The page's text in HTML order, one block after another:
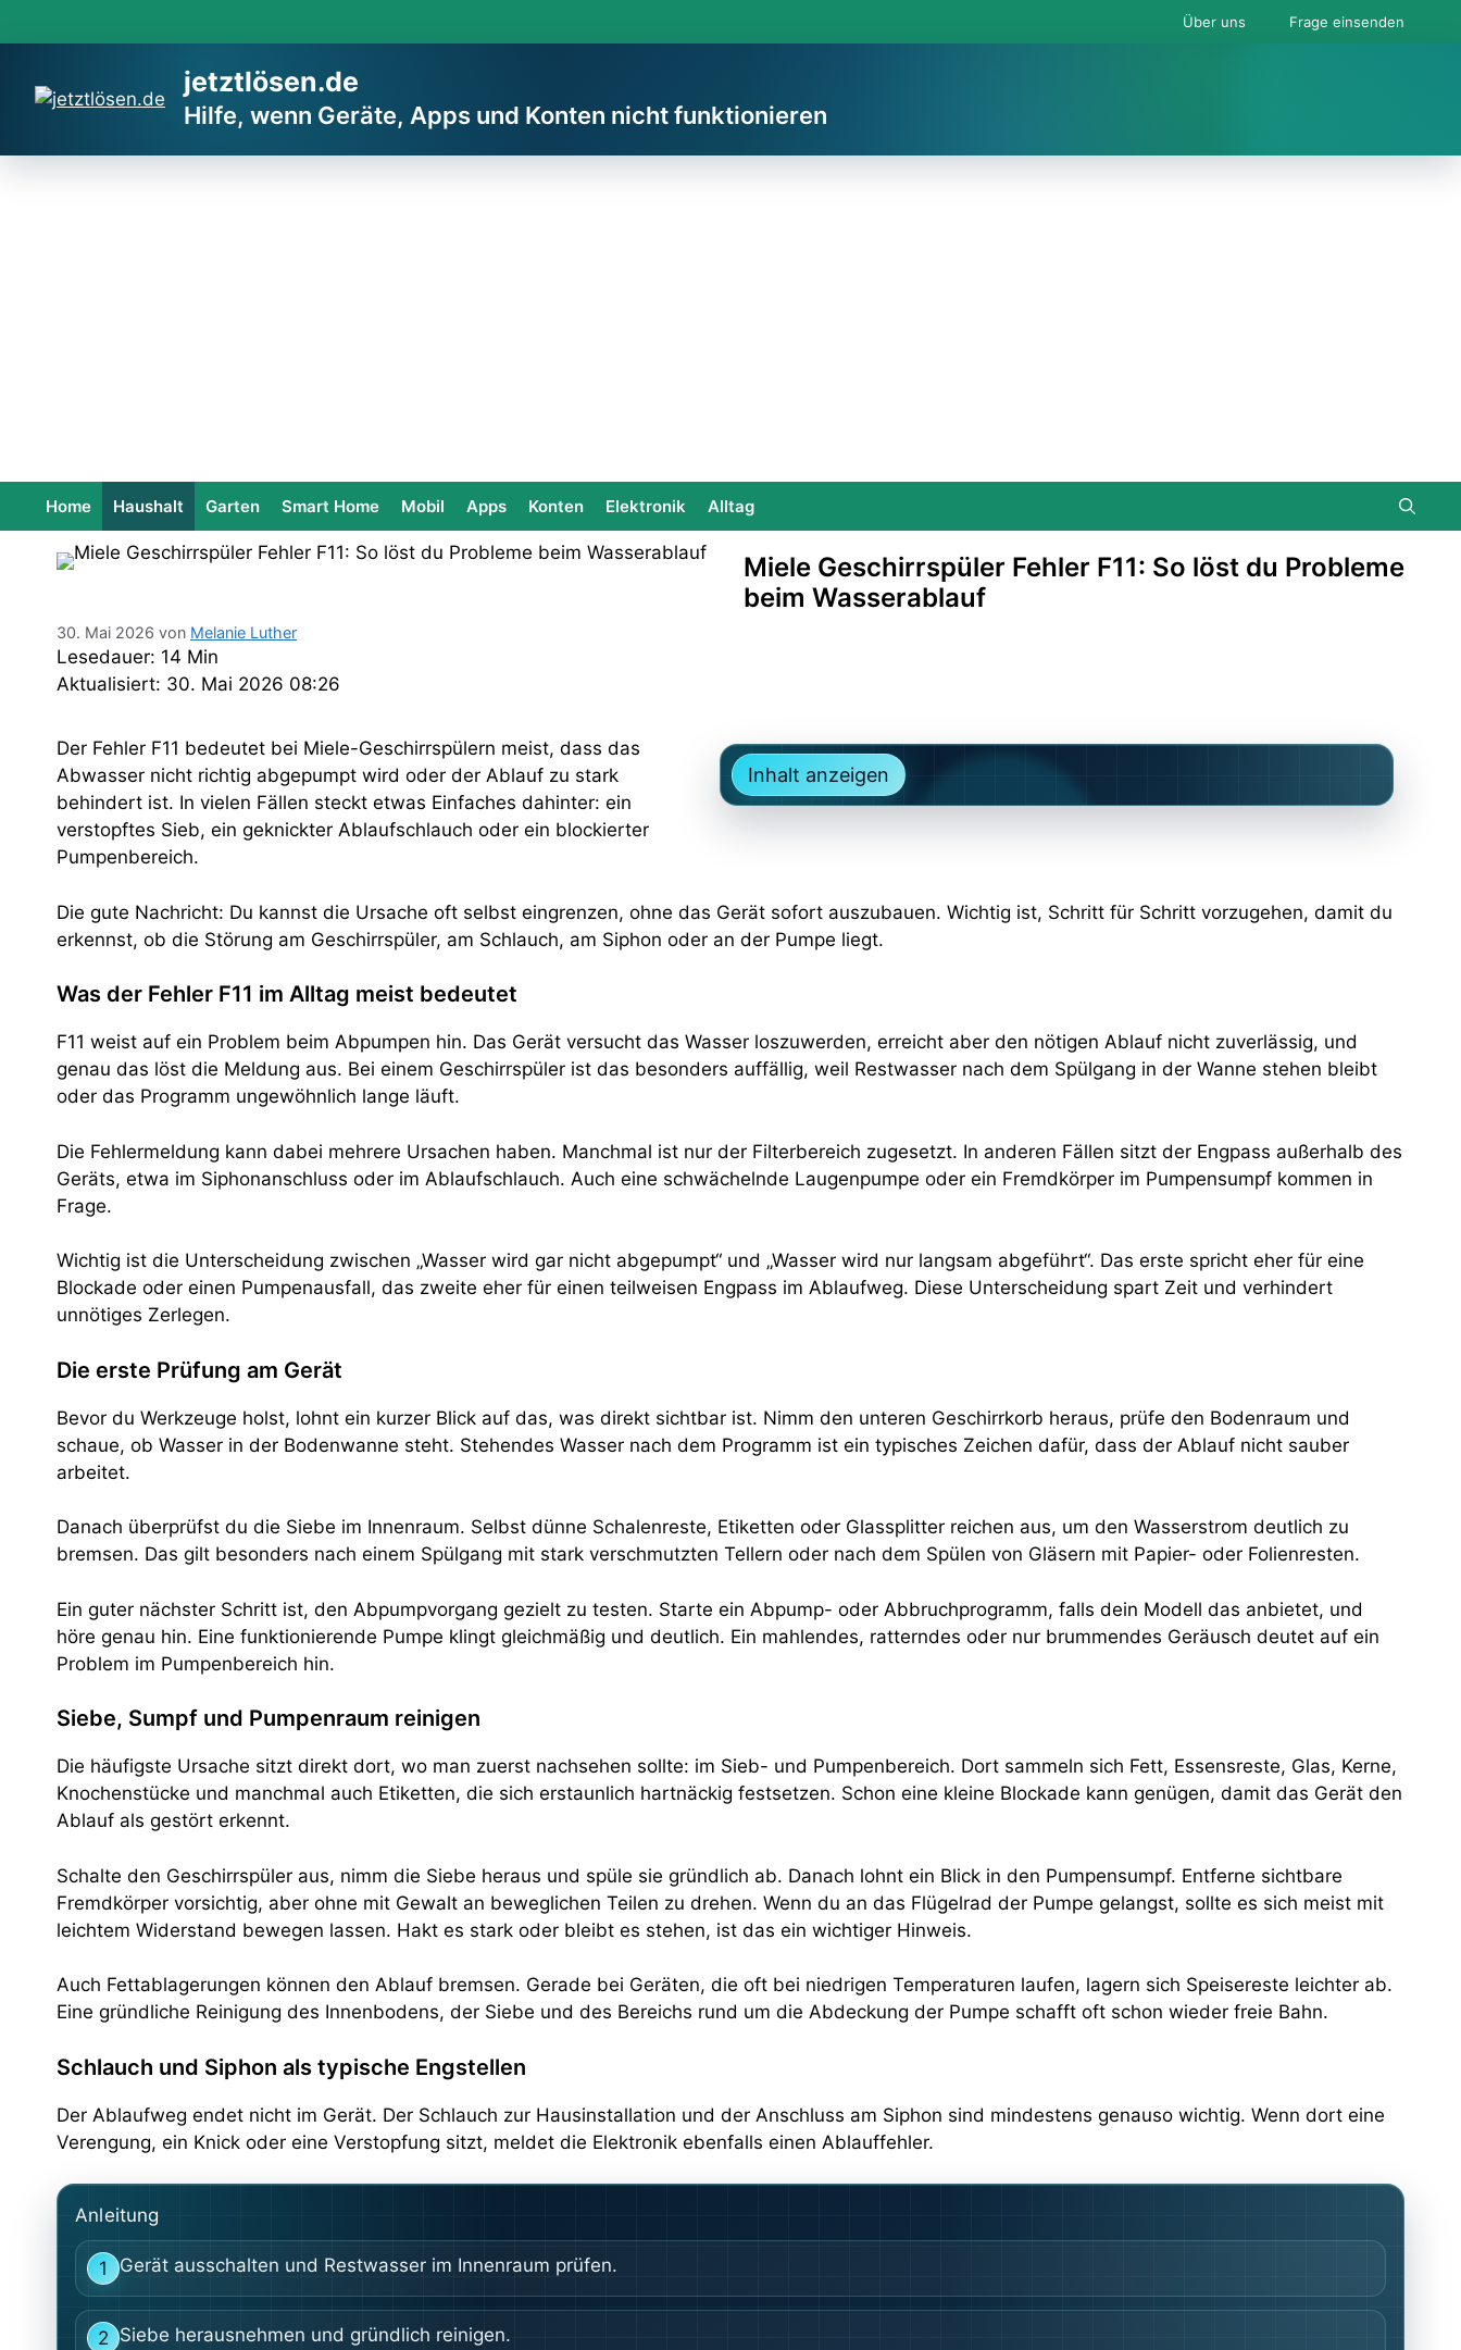
Inhalt
Über uns Frage einsenden
jetztlösen.de
Hilfe, wenn Geräte, Apps und Konten nicht funktionieren
Home Haushalt Garten Smart Home Mobil Apps Konten Elektronik Alltag
Miele Geschirrspüler Fehler F11: So löst du Probleme
beim Wasserablauf
30. Mai 2026 von Melanie Luther
Lesedauer: 14 Min
Aktualisiert: 30. Mai 2026 08:26
Inhalt anzeigen
Der Fehler F11 bedeutet bei Miele-Geschirrspülern meist, dass das
Abwasser nicht richtig abgepumpt wird oder der Ablauf zu stark
behindert ist. In vielen Fällen steckt etwas Einfaches dahinter: ein
verstopftes Sieb, ein geknickter Ablaufschlauch oder ein blockierter
Pumpenbereich.
Die gute Nachricht: Du kannst die Ursache oft selbst eingrenzen, ohne das Gerät sofort auszubauen. Wichtig ist, Schritt für Schritt vorzugehen, damit du
erkennst, ob die Störung am Geschirrspüler, am Schlauch, am Siphon oder an der Pumpe liegt.
Was der Fehler F11 im Alltag meist bedeutet
F11 weist auf ein Problem beim Abpumpen hin. Das Gerät versucht das Wasser loszuwerden, erreicht aber den nötigen Ablauf nicht zuverlässig, und
genau das löst die Meldung aus. Bei einem Geschirrspüler ist das besonders auffällig, weil Restwasser nach dem Spülgang in der Wanne stehen bleibt
oder das Programm ungewöhnlich lange läuft.
Die Fehlermeldung kann dabei mehrere Ursachen haben. Manchmal ist nur der Filterbereich zugesetzt. In anderen Fällen sitzt der Engpass außerhalb des
Geräts, etwa im Siphonanschluss oder im Ablaufschlauch. Auch eine schwächelnde Laugenpumpe oder ein Fremdkörper im Pumpensumpf kommen in
Frage.
Wichtig ist die Unterscheidung zwischen „Wasser wird gar nicht abgepumpt“ und „Wasser wird nur langsam abgeführt“. Das erste spricht eher für eine
Blockade oder einen Pumpenausfall, das zweite eher für einen teilweisen Engpass im Ablaufweg. Diese Unterscheidung spart Zeit und verhindert
unnötiges Zerlegen.
Die erste Prüfung am Gerät
Bevor du Werkzeuge holst, lohnt ein kurzer Blick auf das, was direkt sichtbar ist. Nimm den unteren Geschirrkorb heraus, prüfe den Bodenraum und
schaue, ob Wasser in der Bodenwanne steht. Stehendes Wasser nach dem Programm ist ein typisches Zeichen dafür, dass der Ablauf nicht sauber
arbeitet.
Danach überprüfst du die Siebe im Innenraum. Selbst dünne Schalenreste, Etiketten oder Glassplitter reichen aus, um den Wasserstrom deutlich zu
bremsen. Das gilt besonders nach einem Spülgang mit stark verschmutzten Tellern oder nach dem Spülen von Gläsern mit Papier- oder Folienresten.
Ein guter nächster Schritt ist, den Abpumpvorgang gezielt zu testen. Starte ein Abpump- oder Abbruchprogramm, falls dein Modell das anbietet, und
höre genau hin. Eine funktionierende Pumpe klingt gleichmäßig und deutlich. Ein mahlendes, ratterndes oder nur brummendes Geräusch deutet auf ein
Problem im Pumpenbereich hin.
Siebe, Sumpf und Pumpenraum reinigen
Die häufigste Ursache sitzt direkt dort, wo man zuerst nachsehen sollte: im Sieb- und Pumpenbereich. Dort sammeln sich Fett, Essensreste, Glas, Kerne,
Knochenstücke und manchmal auch Etiketten, die sich erstaunlich hartnäckig festsetzen. Schon eine kleine Blockade kann genügen, damit das Gerät den
Ablauf als gestört erkennt.
Schalte den Geschirrspüler aus, nimm die Siebe heraus und spüle sie gründlich ab. Danach lohnt ein Blick in den Pumpensumpf. Entferne sichtbare
Fremdkörper vorsichtig, aber ohne mit Gewalt an beweglichen Teilen zu drehen. Wenn du an das Flügelrad der Pumpe gelangst, sollte es sich meist mit
leichtem Widerstand bewegen lassen. Hakt es stark oder bleibt es stehen, ist das ein wichtiger Hinweis.
Auch Fettablagerungen können den Ablauf bremsen. Gerade bei Geräten, die oft bei niedrigen Temperaturen laufen, lagern sich Speisereste leichter ab.
Eine gründliche Reinigung des Innenbodens, der Siebe und des Bereichs rund um die Abdeckung der Pumpe schafft oft schon wieder freie Bahn.
Schlauch und Siphon als typische Engstellen
Der Ablaufweg endet nicht im Gerät. Der Schlauch zur Hausinstallation und der Anschluss am Siphon sind mindestens genauso wichtig. Wenn dort eine
Verengung, ein Knick oder eine Verstopfung sitzt, meldet die Elektronik ebenfalls einen Ablauffehler.
Anleitung
1 Gerät ausschalten und Restwasser im Innenraum prüfen.
2 Siebe herausnehmen und gründlich reinigen.